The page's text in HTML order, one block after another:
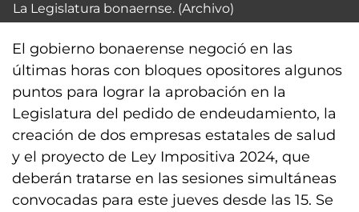
La Legislatura bonaernse. (Archivo)
El gobierno bonaerense negoció en las
últimas horas con bloques opositores algunos
puntos para lograr la aprobación en la
Legislatura del pedido de endeudamiento, la
creación de dos empresas estatales de salud
y el proyecto de Ley Impositiva 2024, que
deberán tratarse en las sesiones simultáneas
convocadas para este jueves desde las 15. Se